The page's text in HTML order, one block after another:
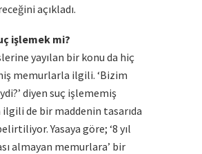
açıkladı.
işlemek mi?
yayılan bir konu da hiç
memurlarla ilgili. ‘Bizim
diyen suç işlememiş
de bir maddenin tasarıda
Yasaya göre; ‘8 yıl
almayan memurlara’ bir